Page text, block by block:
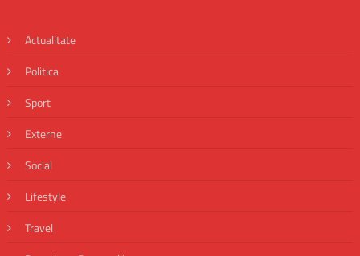
Actualitate
Politica
Sport
Externe
Social
Lifestyle
Travel